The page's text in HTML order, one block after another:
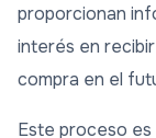
proporcionan
interés en
compra en el
Este proceso